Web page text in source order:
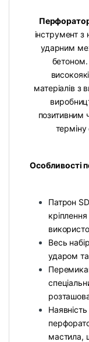
інструмент
ударним
бетоном.
матеріалів з
позитивним
терміну
Особливості
Патрон
Весь
ударом
мастила,